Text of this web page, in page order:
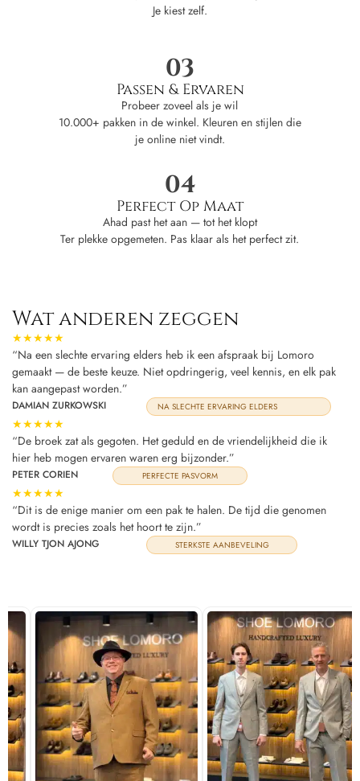
Je kiest zelf.
03
Passen & Ervaren
Probeer zoveel als je wil
10.000+ pakken in de winkel. Kleuren en stijlen die
je online niet vindt.
04
Perfect Op Maat
Ahad past het aan — tot het klopt
Ter plekke opgemeten. Pas klaar als het perfect zit.
Wat anderen zeggen
★★★★★
“Na een slechte ervaring elders heb ik een afspraak bij Lomoro
gemaakt — de beste keuze. Niet opdringerig, veel kennis, en elk pak
kan aangepast worden.”
DAMIAN ZURKOWSKI NA SLECHTE ERVARING ELDERS
★★★★★
“De broek zat als gegoten. Het geduld en de vriendelijkheid die ik
hier heb mogen ervaren waren erg bijzonder.”
PETER CORIEN PERFECTE PASVORM
★★★★★
“Dit is de enige manier om een pak te halen. De tijd die genomen
wordt is precies zoals het hoort te zijn.”
WILLY TJON AJONG STERKSTE AANBEVELING